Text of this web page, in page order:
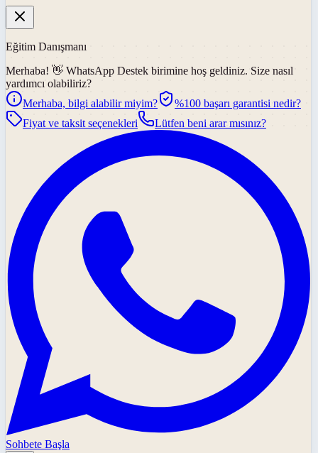
Eğitim Danışmanı
Merhaba! 👋 WhatsApp Destek birimine hoş geldiniz. Size nasıl
yardımcı olabiliriz?
Merhaba, bilgi alabilir miyim?
%100 başarı garantisi nedir?
Fiyat ve taksit seçenekleri
Lütfen beni arar mısınız?
Sohbete Başla